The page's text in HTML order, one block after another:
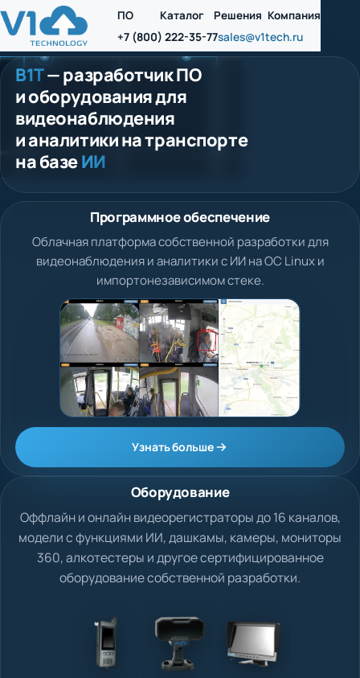
ПО Каталог Решения Компания
+7 (800) 222-35-77sales@v1tech.ru
В1Т— разработчик ПО
и оборудования для
видеонаблюдения
и аналитики на транспорте
на базеИИ
Программное обеспечение
Облачная платформа собственной разработки для
видеонаблюдения и аналитики с ИИ на ОС Linux и
импортонезависимом стеке.
Узнать больше
Оборудование
Оффлайн и онлайн видеорегистраторы до 16 каналов,
модели с функциями ИИ, дашкамы, камеры, мониторы
360, алкотестеры и другое сертифицированное
оборудование собственной разработки.